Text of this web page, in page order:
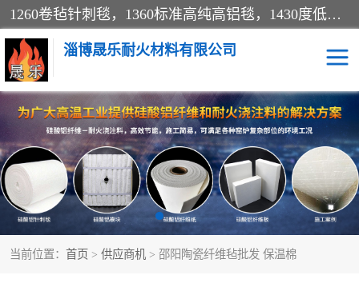
1260卷毡针刺毯，1360标准高纯高铝毯，1430度低锆锆铝含锆毯，普通挡渣棉卷毡，防火纸、挡火板、隔热垫片模块、棉块、折叠块、散棉高温固化剂价格规格密度多少钱图片视频立方平米参数指标
淄博晟乐耐火材料有限公司
当前位置： 首页 > 供应商机 > 邵阳陶瓷纤维毡批发 保温棉
硅酸铝挡渣棉 硅酸铝纤维纸
硅酸铝挡火板 高铝毯
含锆毯 硅酸铝折叠块
硅酸铝散棉 硅酸铝纤维毯